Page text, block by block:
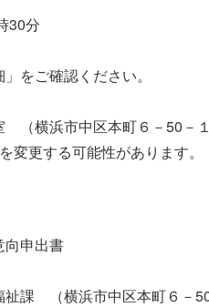
30分
をご確認ください。
横浜市中区本町６－50－
変更する可能性があります。
向申出書
課 （横浜市中区本町６－